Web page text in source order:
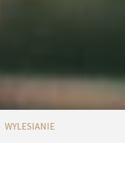
WYLESIANIE